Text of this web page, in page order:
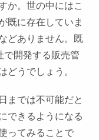
か。世の中にはこ
既に存在していま
どありません。既
で開発する販売管
どうでしょう。
までは不可能だと
できるようになる
ってみることで